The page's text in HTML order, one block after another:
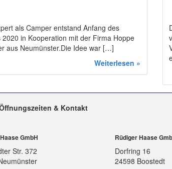
als Camper entstand Anfang des
2020 in Kooperation mit der Firma Hoppe
aus Neumünster.Die Idee war […]
Weiterlesen »
& Kontakt
GmbH
Str. 372
Rüdiger Haase
Dorfring 16
24598 Boostedt